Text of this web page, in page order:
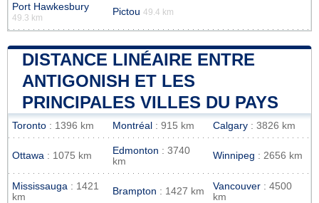
Port Hawkesbury
49.3 km
Pictou 49.4 km
DISTANCE LINÉAIRE ENTRE
ANTIGONISH ET LES
PRINCIPALES VILLES DU PAYS
Toronto : 1396 km Montréal : 915 km Calgary : 3826 km
Ottawa : 1075 km Edmonton : 3740
km
Winnipeg : 2656 km
Mississauga : 1421
km
Brampton : 1427 km Vancouver : 4500
km